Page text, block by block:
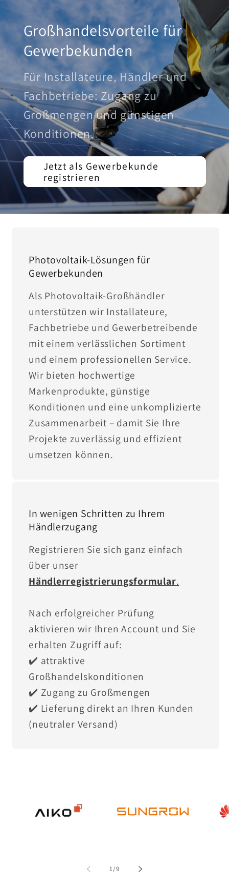
Großhandelsvorteile für
Gewerbekunden
Für Installateure, Händler und
Fachbetriebe: Zugang zu
Großmengen und günstigen
Konditionen.
Jetzt als Gewerbekunde
registrieren
Photovoltaik-Lösungen für
Gewerbekunden
Als Photovoltaik-Großhändler
unterstützen wir Installateure,
Fachbetriebe und Gewerbetreibende
mit einem verlässlichen Sortiment
und einem professionellen Service.
Wir bieten hochwertige
Markenprodukte, günstige
Konditionen und eine unkomplizierte
Zusammenarbeit – damit Sie Ihre
Projekte zuverlässig und effizient
umsetzen können.
In wenigen Schritten zu Ihrem
Händlerzugang
Registrieren Sie sich ganz einfach
über unser
Händlerregistrierungsformular.
Nach erfolgreicher Prüfung
aktivieren wir Ihren Account und Sie
erhalten Zugriff auf:
✔️ attraktive
Großhandelskonditionen
✔️ Zugang zu Großmengen
✔️ Lieferung direkt an Ihren Kunden
(neutraler Versand)
1/von
9